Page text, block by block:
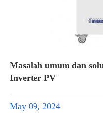
Masalah umum dan
Inverter PV
May 09, 2024